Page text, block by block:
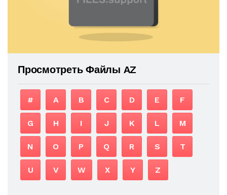
Просмотреть Файлы AZ
# A B C D E F
G H I J K L M
N O P Q R S T
U V W X Y Z